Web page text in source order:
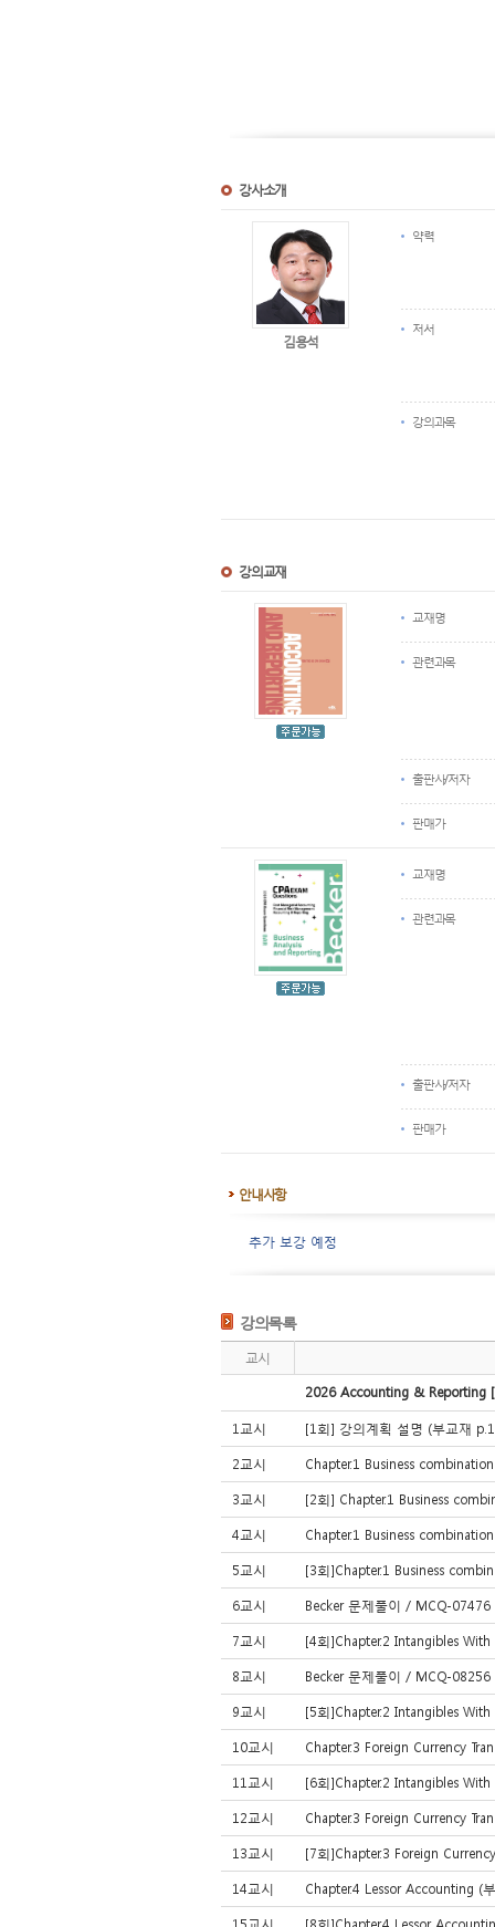
강사소개
김용석
약력
저서
강의과목
강의교재
교재명
관련과목
출판사/저자
판매가
교재명
관련과목
출판사/저자
판매가
안내사항
추가 보강 예정
강의목록
교시
2026 Accounting & Reporting
1교시 [1회] 강의계획 설명 (부교재
2교시 Chapter.1 Business
3교시 [2회] Chapter.1 Business
4교시 Chapter.1 Business
5교시 [3회]Chapter.1 Business
6교시 Becker 문제풀이 / MCQ-
7교시 [4회]Chapter.2 Intangibles
8교시 Becker 문제풀이 / MCQ-
9교시 [5회]Chapter.2 Intangibles
10교시 Chapter.3 Foreign Currency
11교시 [6회]Chapter.2 Intangibles
12교시 Chapter.3 Foreign Currency
13교시 [7회]Chapter.3 Foreign
14교시 Chapter.4 Lessor Accounting (